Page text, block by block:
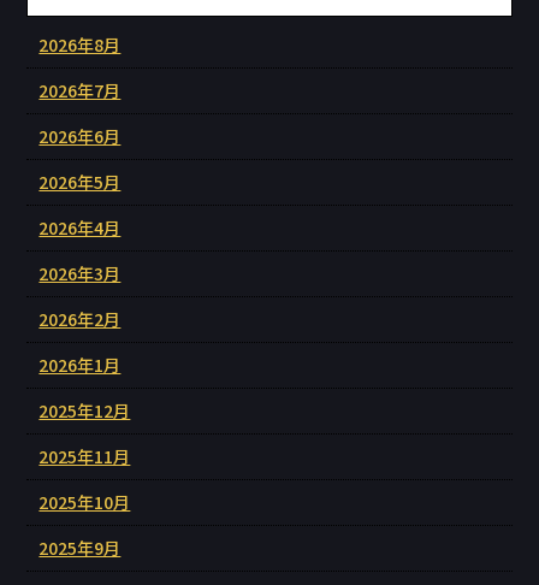
2026年8月
2026年7月
2026年6月
2026年5月
2026年4月
2026年3月
2026年2月
2026年1月
2025年12月
2025年11月
2025年10月
2025年9月